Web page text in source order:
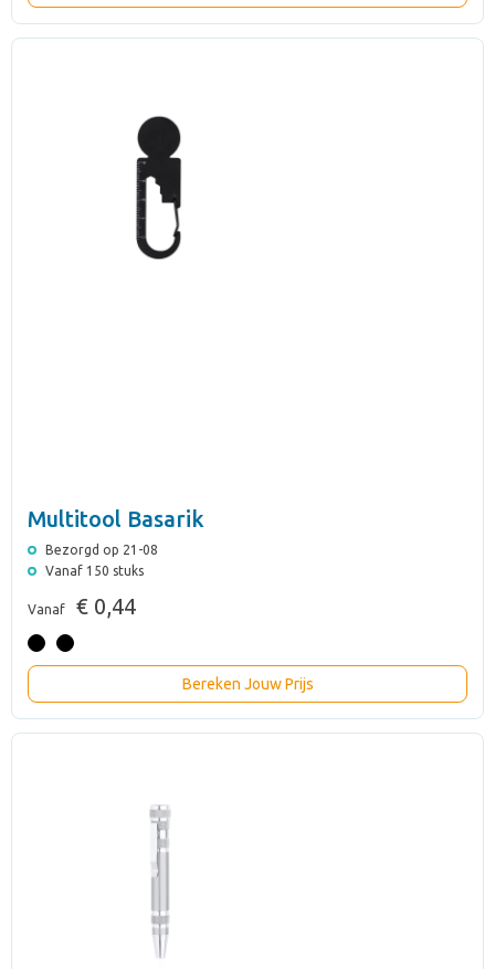
Multitool Basarik
Bezorgd op 21-08
Vanaf 150 stuks
Vanaf € 0,44
Bereken Jouw Prijs